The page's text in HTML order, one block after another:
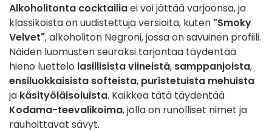
Alkoholitonta cocktailiaei voi jättää varjoonsa, ja
klassikoista on uudistettuja versioita, kuten "Smoky
Velvet", alkoholiton Negroni, jossa on savuinen profiili.
Näiden luomusten seuraksi tarjontaa täydentää
hieno luettelo lasillisista viineistä, samppanjoista,
ensiluokkaisista softeista, puristetuista mehuista
ja käsityöläisoluista. Kaikkea tätä täydentää
Kodama-teevalikoima, jolla on runolliset nimet ja
rauhoittavat sävyt.